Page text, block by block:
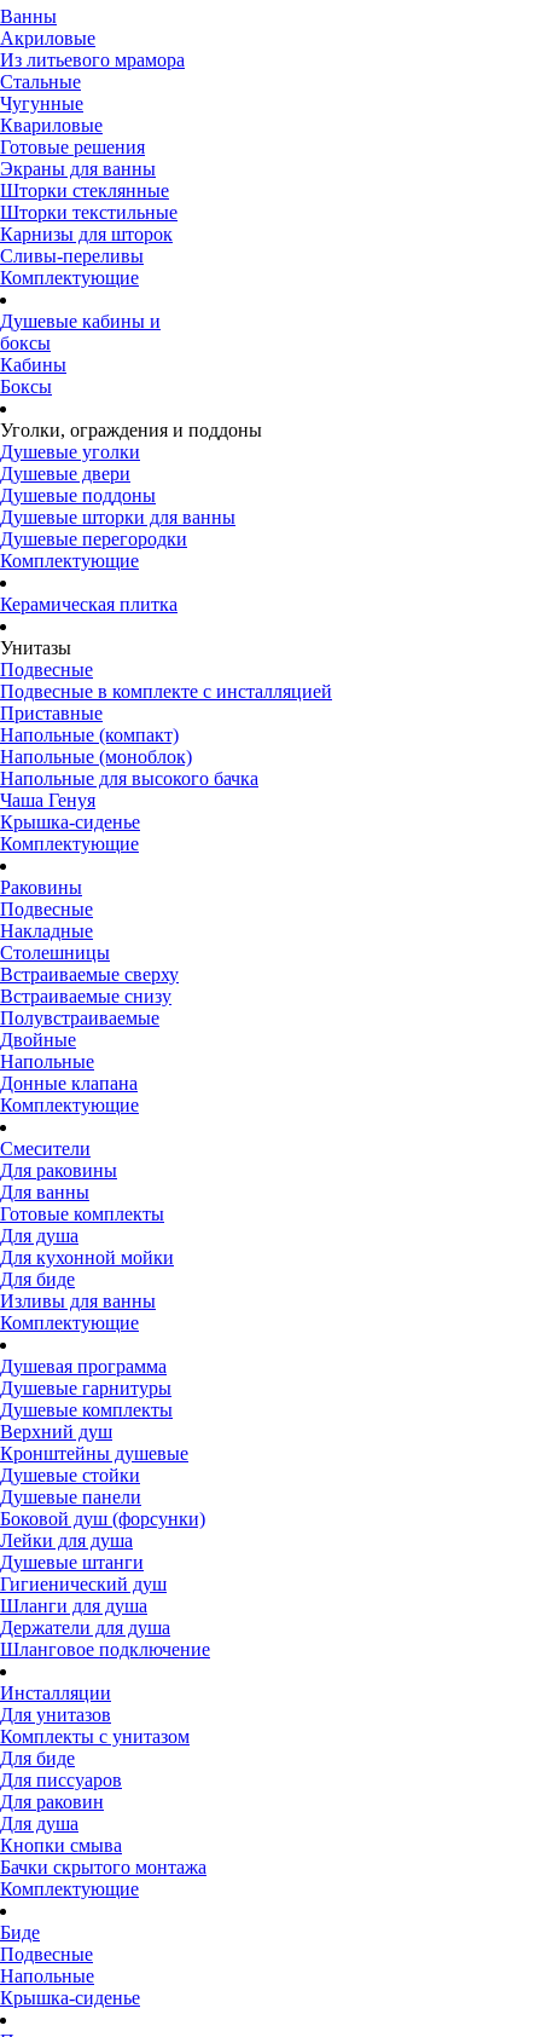
Ванны
Акриловые
Из литьевого мрамора
Стальные
Чугунные
Квариловые
Готовые решения
Экраны для ванны
Шторки стеклянные
Шторки текстильные
Карнизы для шторок
Сливы-переливы
Комплектующие
Душевые кабины и
боксы
Кабины
Боксы
Уголки, ограждения и поддоны
Душевые уголки
Душевые двери
Душевые поддоны
Душевые шторки для ванны
Душевые перегородки
Комплектующие
Керамическая плитка
Унитазы
Подвесные
Подвесные в комплекте с инсталляцией
Приставные
Напольные (компакт)
Напольные (моноблок)
Напольные для высокого бачка
Чаша Генуя
Крышка-сиденье
Комплектующие
Раковины
Подвесные
Накладные
Столешницы
Встраиваемые сверху
Встраиваемые снизу
Полувстраиваемые
Двойные
Напольные
Донные клапана
Комплектующие
Смесители
Для раковины
Для ванны
Готовые комплекты
Для душа
Для кухонной мойки
Для биде
Изливы для ванны
Комплектующие
Душевая программа
Душевые гарнитуры
Душевые комплекты
Верхний душ
Кронштейны душевые
Душевые стойки
Душевые панели
Боковой душ (форсунки)
Лейки для душа
Душевые штанги
Гигиенический душ
Шланги для душа
Держатели для душа
Шланговое подключение
Инсталляции
Для унитазов
Комплекты с унитазом
Для биде
Для писсуаров
Для раковин
Для душа
Кнопки смыва
Бачки скрытого монтажа
Комплектующие
Биде
Подвесные
Напольные
Крышка-сиденье